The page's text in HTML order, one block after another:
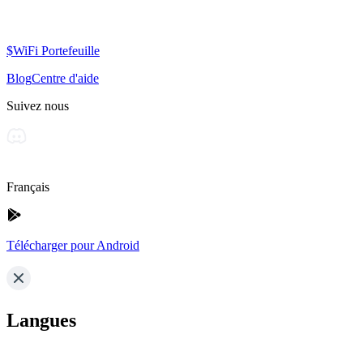
$WiFi Portefeuille
BlogCentre d'aide
Suivez nous
Français
Télécharger pour Android
Langues